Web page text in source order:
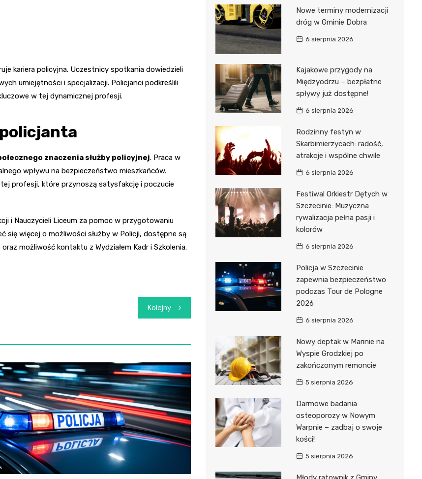
kariera policyjna. Uczestnicy spotkania dowiedzieli
umiejętności i specjalizacji. Policjanci podkreślili
w tej dynamicznej profesji.
znaczenia służby policyjnej. Praca w
wpływu na bezpieczeństwo mieszkańców.
profesji, które przynoszą satysfakcję i poczucie
i Nauczycieli Liceum za pomoc w przygotowaniu
się więcej o możliwości służby w Policji, dostępne są
możliwość kontaktu z Wydziałem Kadr i Szkolenia.
Kolejny
Nowe terminy modernizacji
dróg w Gminie Dobra
6 sierpnia 2026
Kajakowe przygody na
Międzyodrzu – bezpłatne
spływy już dostępne!
6 sierpnia 2026
Rodzinny festyn w
Skarbimierzycach: radość,
atrakcje i wspólne chwile
6 sierpnia 2026
Festiwal Orkiestr Dętych w
Szczecinie: Muzyczna
rywalizacja pełna pasji i
kolorów
6 sierpnia 2026
Policja w Szczecinie
zapewnia bezpieczeństwo
podczas Tour de Pologne
2026
6 sierpnia 2026
Nowy deptak w Marinie na
Wyspie Grodzkiej po
zakończonym remoncie
5 sierpnia 2026
Darmowe badania
osteoporozy w Nowym
Warpnie – zadbaj o swoje
kości!
5 sierpnia 2026